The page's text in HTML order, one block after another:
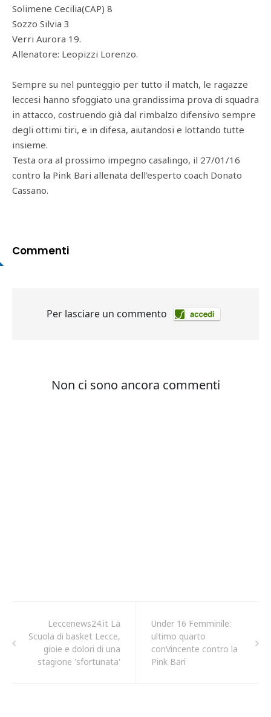
Solimene Cecilia(CAP) 8
Sozzo Silvia 3
Verri Aurora 19.
Allenatore: Leopizzi Lorenzo.
Sempre su nel punteggio per tutto il match, le ragazze
leccesi hanno sfoggiato una grandissima prova di squadra
in attacco, costruendo già dal rimbalzo difensivo sempre
degli ottimi tiri, e in difesa, aiutandosi e lottando tutte
insieme.
Testa ora al prossimo impegno casalingo, il 27/01/16
contro la Pink Bari allenata dell'esperto coach Donato
Cassano.
Commenti
Leccenews24.it La
Scuola di basket Lecce,
gioie e dolori di una
stagione 'sfortunata'
Under 16 Femminile:
ultimo quarto
conVincente contro la
Pink Bari